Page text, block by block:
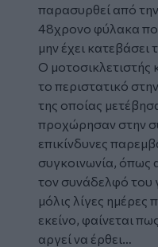
παρασυρθεί από
48χρονο φύλακα
μην έχει κατεβάσει
Ο μοτοσικλετιστής
το περιστατικό
της οποίας
προχώρησαν στην
επικίνδυνες
συγκοινωνία, όπως
τον συνάδελφό του
μόλις λίγες ημέρες
εκείνο, φαίνεται
αργεί να έρθει…